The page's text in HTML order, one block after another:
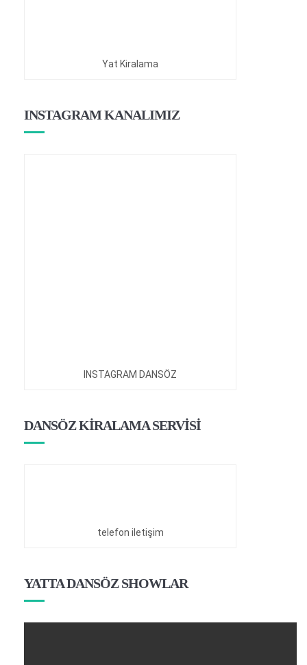
Yat Kiralama
INSTAGRAM KANALIMIZ
INSTAGRAM DANSÖZ
DANSÖZ KİRALAMA SERVİSİ
telefon iletişim
YATTA DANSÖZ SHOWLAR